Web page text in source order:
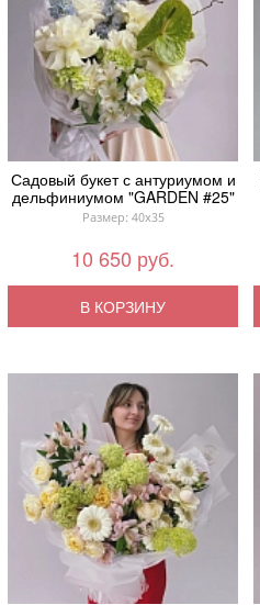
Садовый букет с антуриумом и
дельфиниумом "GARDEN #25"
Размер: 40x35
10 650 руб.
В КОРЗИНУ